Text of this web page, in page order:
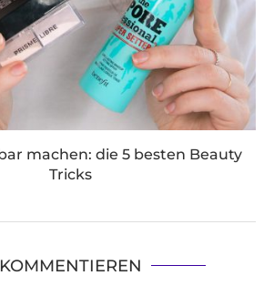
machen: die 5 besten Beauty
Tricks
KOMMENTIEREN